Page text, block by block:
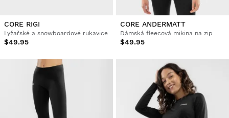
CORE RIGI
Lyžařské a snowboardové rukavice
$49.95
CORE ANDERMATT
Dámská fleecová mikina na zip
$49.95